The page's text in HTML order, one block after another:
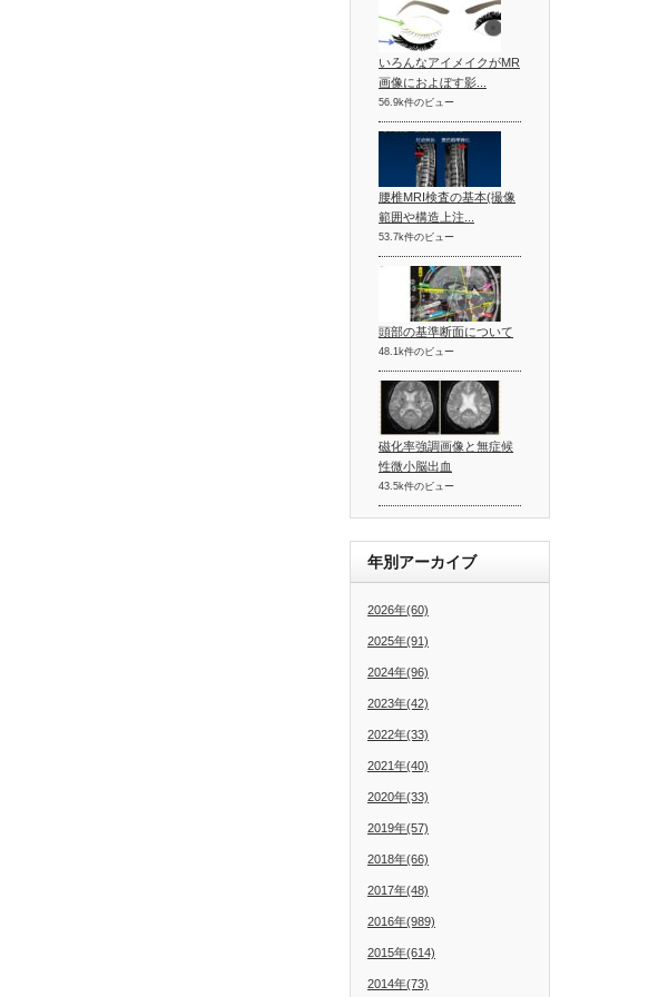
いろんなアイメイクがMR
画像におよぼす影...
56.9k件のビュー
腰椎MRI検査の基本(撮像
範囲や構造上注...
53.7k件のビュー
頭部の基準断面について
48.1k件のビュー
磁化率強調画像と無症候
性微小脳出血
43.5k件のビュー
年別アーカイブ
2026年(60)
2025年(91)
2024年(96)
2023年(42)
2022年(33)
2021年(40)
2020年(33)
2019年(57)
2018年(66)
2017年(48)
2016年(989)
2015年(614)
2014年(73)